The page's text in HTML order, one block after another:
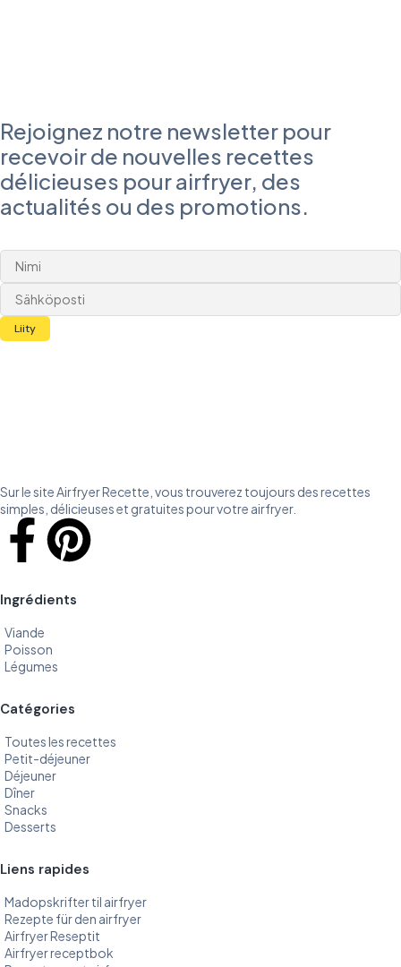
Rejoignez notre newsletter pour
recevoir de nouvelles recettes
délicieuses pour airfryer, des
actualités ou des promotions.
Liity
Sur le site Airfryer Recette, vous trouverez toujours des recettes
simples, délicieuses et gratuites pour votre airfryer.
Ingrédients
Viande
Poisson
Légumes
Catégories
Toutes les recettes
Petit-déjeuner
Déjeuner
Dîner
Snacks
Desserts
Liens rapides
Madopskrifter til airfryer
Rezepte für den airfryer
Airfryer Reseptit
Airfryer receptbok